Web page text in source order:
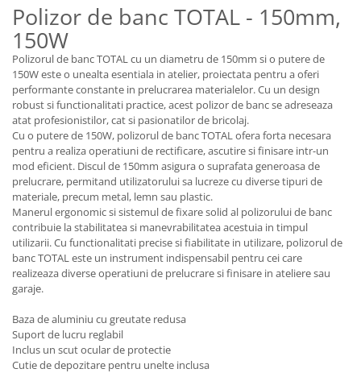
Polizor de banc TOTAL - 150mm,
150W
Polizorul de banc TOTAL cu un diametru de 150mm si o putere de
150W este o unealta esentiala in atelier, proiectata pentru a oferi
performante constante in prelucrarea materialelor. Cu un design
robust si functionalitati practice, acest polizor de banc se adreseaza
atat profesionistilor, cat si pasionatilor de bricolaj.
Cu o putere de 150W, polizorul de banc TOTAL ofera forta necesara
pentru a realiza operatiuni de rectificare, ascutire si finisare intr-un
mod eficient. Discul de 150mm asigura o suprafata generoasa de
prelucrare, permitand utilizatorului sa lucreze cu diverse tipuri de
materiale, precum metal, lemn sau plastic.
Manerul ergonomic si sistemul de fixare solid al polizorului de banc
contribuie la stabilitatea si manevrabilitatea acestuia in timpul
utilizarii. Cu functionalitati precise si fiabilitate in utilizare, polizorul de
banc TOTAL este un instrument indispensabil pentru cei care
realizeaza diverse operatiuni de prelucrare si finisare in ateliere sau
garaje.
Baza de aluminiu cu greutate redusa
Suport de lucru reglabil
Inclus un scut ocular de protectie
Cutie de depozitare pentru unelte inclusa